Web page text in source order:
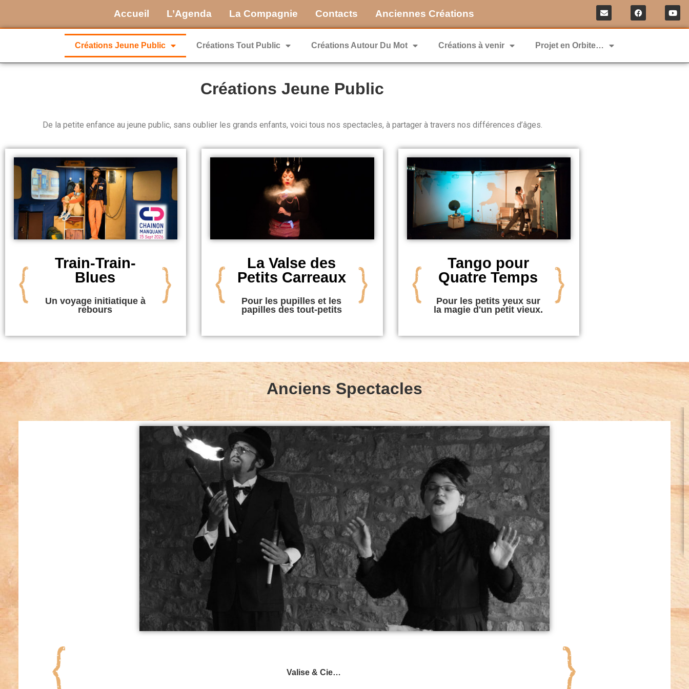
Accueil L’Agenda La Compagnie Contacts Anciennes Créations
Créations Jeune Public Créations Tout Public Créations Autour Du Mot Créations à venir Projet en Orbite…
Créations Jeune Public
De la petite enfance au jeune public, sans oublier les grands enfants, voici tous nos spectacles, à partager à travers nos différences d’âges.
Train-Train-
Blues
Un voyage initiatique à
rebours
La Valse des
Petits Carreaux
Pour les pupilles et les
papilles des tout-petits
Tango pour
Quatre Temps
Pour les petits yeux sur
la magie d'un petit vieux.
Anciens Spectacles
Valise & Cie…